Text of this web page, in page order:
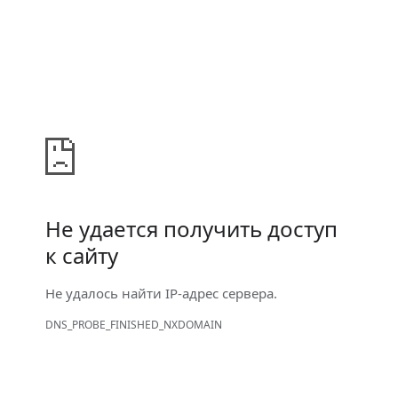
Не удается получить доступ
к сайту
Не удалось найти IP-адрес сервера.
DNS_PROBE_FINISHED_NXDOMAIN